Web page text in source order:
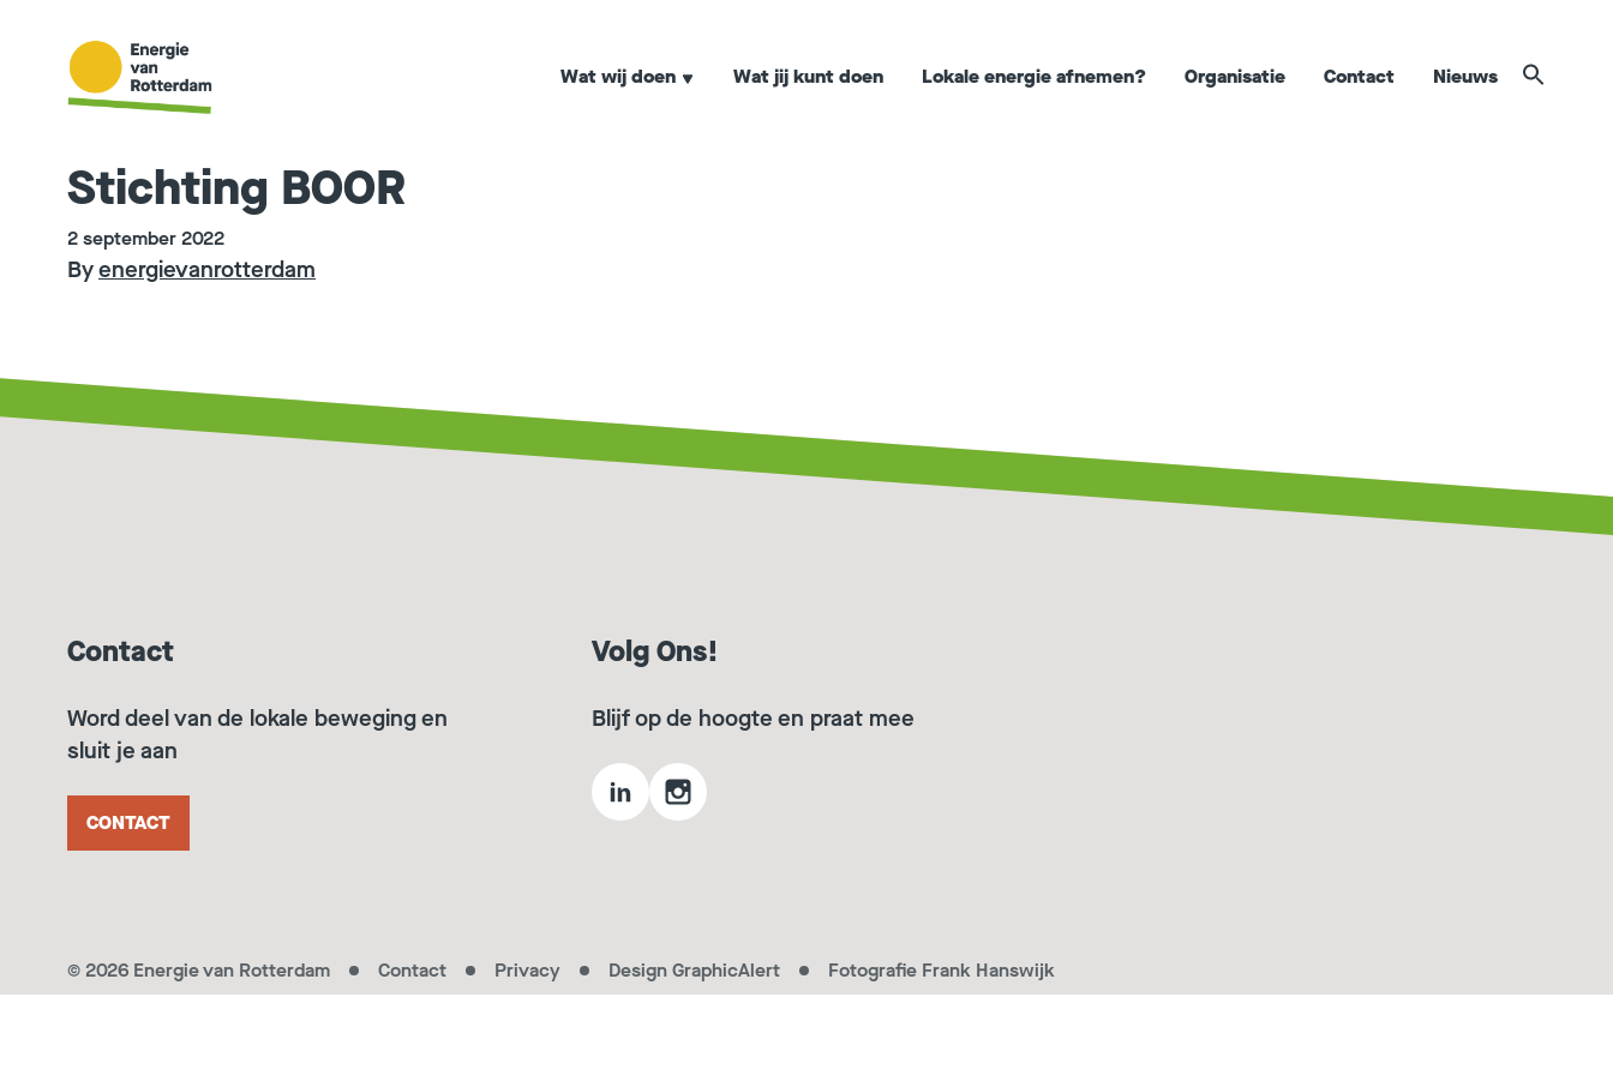
Wat wij doen Wat jij kunt doen Lokale energie afnemen? Organisatie Contact Nieuws
Stichting BOOR
2 september 2022
Byenergievanrotterdam
Contact
Word deel van de lokale beweging en
sluit je aan
CONTACT
Volg Ons!
Blijf op de hoogte en praat mee
© 2026 Energie van Rotterdam Contact Privacy Design GraphicAlert Fotografie Frank Hanswijk